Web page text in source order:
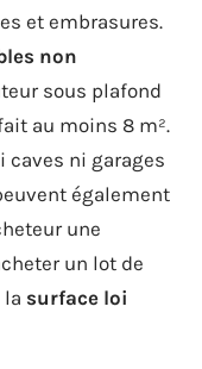
et embrasures.
non
sous plafond
au moins 8 m².
caves ni garages
également
une
un lot de
la surface loi